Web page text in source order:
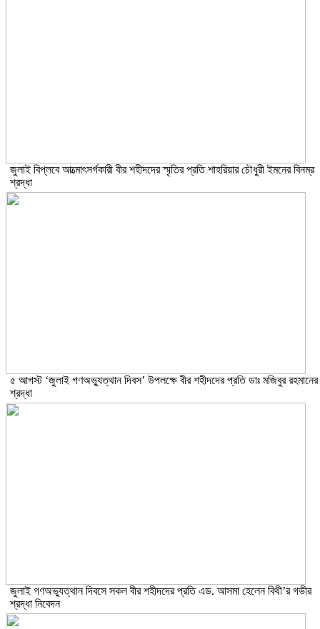
জুলাই বিপ্লবে আত্মোৎসর্গকারী বীর শহীদদের স্মৃতির প্রতি শাহরিয়ার চৌধুরী ইমনের বিনম্র
শ্রদ্ধা
৫ আগস্ট ‘জুলাই গণঅভ্যুত্থান দিবস’ উপলক্ষে বীর শহীদদের প্রতি ডাঃ মজিবুর রহমানের
শ্রদ্ধা
জুলাই গণঅভ্যুত্থান দিবসে সকল বীর শহীদদের প্রতি এড. আসমা হেলেন বিথী’র গভীর
শ্রদ্ধা নিবেদন